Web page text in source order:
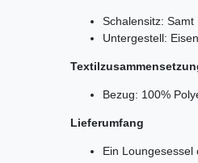
Schalensitz: Samt
Untergestell: Eisen
Bezug: 100%
Lieferumfang
Ein Loungesessel